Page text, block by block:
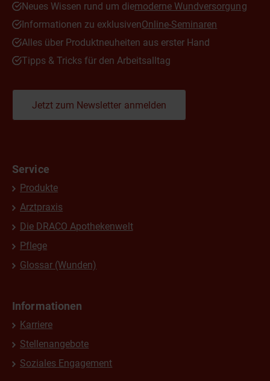
Neues Wissen rund um diemoderne Wundversorgung
Informationen zu exklusivenOnline-Seminaren
Alles über Produktneuheiten aus erster Hand
Tipps & Tricks für den Arbeitsalltag
Jetzt zum Newsletter anmelden
Service
Produkte
Arztpraxis
Die DRACO Apothekenwelt
Pflege
Glossar (Wunden)
Informationen
Karriere
Stellenangebote
Soziales Engagement